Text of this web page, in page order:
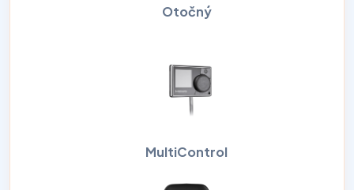
Otočný
MultiControl